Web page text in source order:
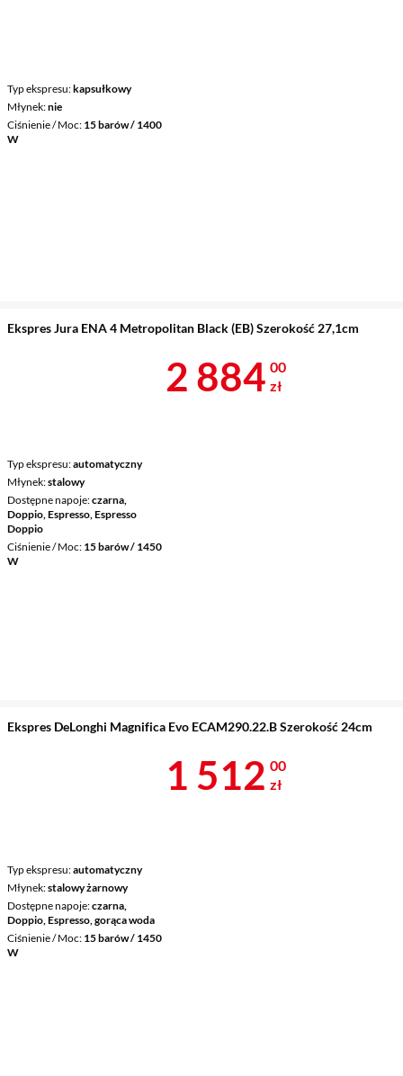
Typ ekspresu kapsułkowy
Młynek nie
Ciśnienie / Moc 15 barów / 1400
W
Ekspres Jura ENA 4 Metropolitan Black (EB) Szerokość 27,1cm
Typ ekspresu automatyczny
Młynek stalowy
Dostępne napoje czarna,
Doppio, Espresso, Espresso
Doppio
Ciśnienie / Moc 15 barów / 1450
W
Cena 2 884 zł
2 884 00
zł
Ekspres DeLonghi Magnifica Evo ECAM290.22.B Szerokość 24cm
Typ ekspresu automatyczny
Młynek stalowy żarnowy
Dostępne napoje czarna,
Doppio, Espresso, gorąca woda
Ciśnienie / Moc 15 barów / 1450
W
Cena 1 512 zł
1 512 00
zł